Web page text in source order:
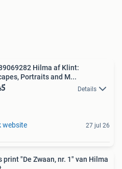
Hilma af Klint:
Portraits and M...
Details
website 27 jul 26
print "De Zwaan, nr. 1" van Hilma